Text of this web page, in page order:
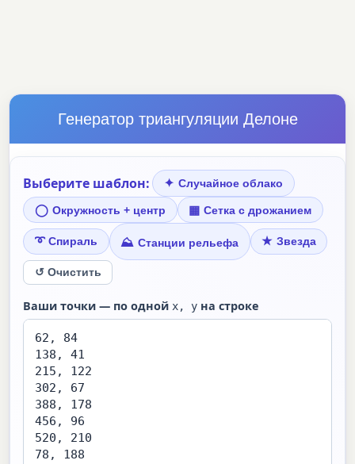
Генератор триангуляции Делоне
Выберите шаблон: ✦ Случайное облако
◯ Окружность + центр ▦ Сетка с дрожанием
➰ Спираль ⛰ Станции рельефа ★ Звезда
↺ Очистить
Ваши точки — по однойx, y на строке